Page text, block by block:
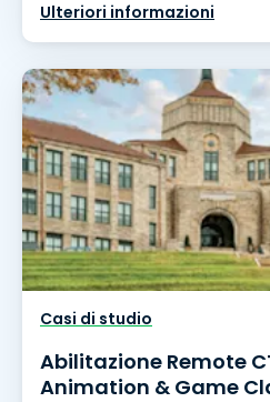
Ulteriori informazioni
Casi di studio
Abilitazione Remote
Animation & Game